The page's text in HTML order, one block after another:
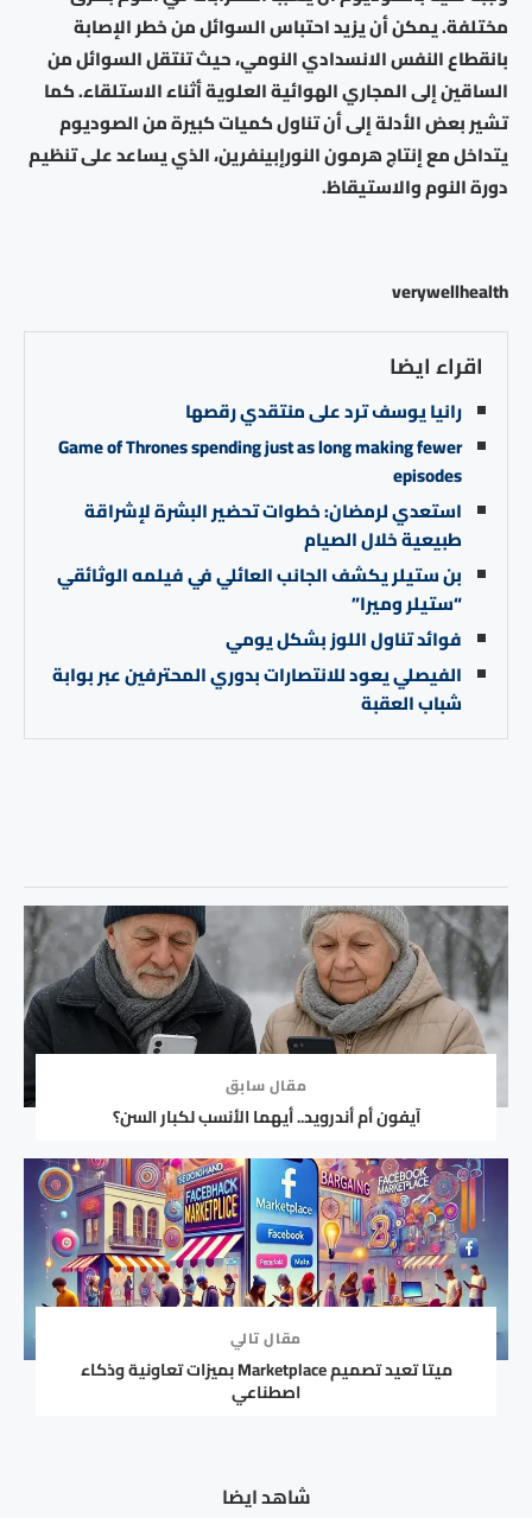
مختلفة. يمكن أن يزيد احتباس السوائل من خطر الإصابة
بانقطاع النفس الانسدادي النومي، حيث تنتقل السوائل من
الساقين إلى المجاري الهوائية العلوية أثناء الاستلقاء. كما
تشير بعض الأدلة إلى أن تناول كميات كبيرة من الصوديوم
يتداخل مع إنتاج هرمون النورإبينفرين، الذي يساعد على تنظيم
دورة النوم والاستيقاظ.
verywellhealth
اقراء ايضا
رانيا يوسف ترد على منتقدي رقصها
Game of Thrones spending just as long making fewer
episodes
استعدي لرمضان: خطوات تحضير البشرة لإشراقة
طبيعية خلال الصيام
بن ستيلر يكشف الجانب العائلي في فيلمه الوثائقي
“ستيلر وميرا”
فوائد تناول اللوز بشكل يومي
الفيصلي يعود للانتصارات بدوري المحترفين عبر بوابة
شباب العقبة
مقال سابق
آيفون أم أندرويد.. أيهما الأنسب لكبار السن؟
مقال تالي
ميتا تعيد تصميم Marketplace بميزات تعاونية وذكاء
اصطناعي
شاهد ايضا